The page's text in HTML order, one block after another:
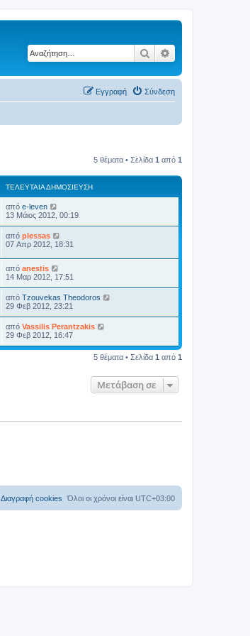
Αναζήτηση
Σύνδεση
Εγγραφή
5 θέματα • Σελίδα 1 από 1
ΤΕΛΕΥΤΑΊΑ ΔΗΜΟΣΊΕΥΣΗ
από e-leven
13 Μάιος 2012, 00:19
από plessas
07 Απρ 2012, 18:31
από anestis
14 Μαρ 2012, 17:51
από Tzouvekas Theodoros
29 Φεβ 2012, 23:21
από Vassilis Perantzakis
29 Φεβ 2012, 16:47
5 θέματα • Σελίδα 1 από 1
Μετάβαση σε
Όλοι οι χρόνοι είναι UTC+03:00
Διαγραφή cookies